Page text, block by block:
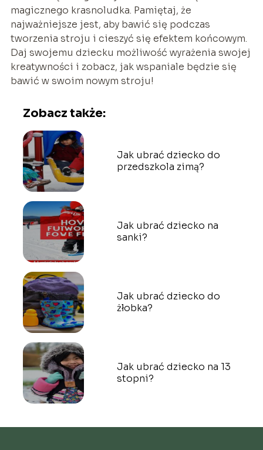
magicznego krasnoludka. Pamiętaj, że
najważniejsze jest, aby bawić się podczas
tworzenia stroju i cieszyć się efektem końcowym.
Daj swojemu dziecku możliwość wyrażenia swojej
kreatywności i zobacz, jak wspaniale będzie się
bawić w swoim nowym stroju!
Zobacz także:
Jak ubrać dziecko do
przedszkola zimą?
Jak ubrać dziecko na
sanki?
Jak ubrać dziecko do
żłobka?
Jak ubrać dziecko na 13
stopni?